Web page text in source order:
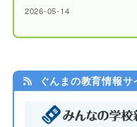
2026-05-14
ぐんまの教育情報サ